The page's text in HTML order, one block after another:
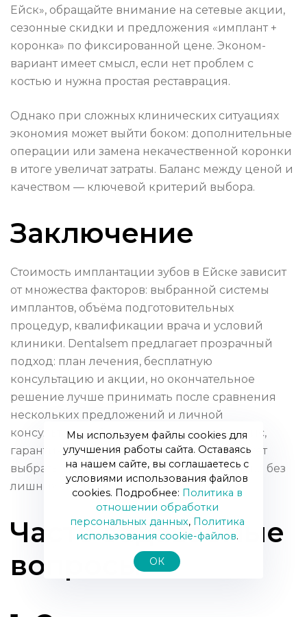
Ейск», обращайте внимание на сетевые акции,
сезонные скидки и предложения «имплант +
коронка» по фиксированной цене. Эконом-
вариант имеет смысл, если нет проблем с
костью и нужна простая реставрация.
Однако при сложных клинических ситуациях
экономия может выйти боком: дополнительные
операции или замена некачественной коронки
в итоге увеличат затраты. Баланс между ценой и
качеством — ключевой критерий выбора.
Заключение
Стоимость имплантации зубов в Ейске зависит
от множества факторов: выбранной системы
имплантов, объёма подготовительных
процедур, квалификации врача и условий
клиники. Dentalsem предлагает прозрачный
подход: план лечения, бесплатную
консультацию и акции, но окончательное
решение лучше принимать после сравнения
нескольких предложений и личной
консультации. Спросите про полный прайс,
гарантию и варианты оплаты — это поможет
выбрать оптимальный путь к новой улыбке без
лишних сюрпризов.
Часто задаваемые
вопросы
Мы используем файлы cookies для
улучшения работы сайта. Оставаясь
на нашем сайте, вы соглашаетесь с
условиями использования файлов
cookies. Подробнее: Политика в
отношении обработки
персональных данных, Политика
использования сookie-файлов.
ОК